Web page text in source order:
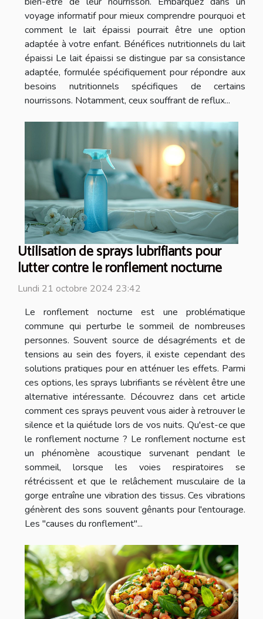
voyage informatif pour mieux comprendre pourquoi et
comment le lait épaissi pourrait être une option
adaptée à votre enfant. Bénéfices nutritionnels du lait
épaissi Le lait épaissi se distingue par sa consistance
adaptée, formulée spécifiquement pour répondre aux
besoins nutritionnels spécifiques de certains
nourrissons. Notamment, ceux souffrant de reflux...
Utilisation de sprays lubrifiants pour
lutter contre le ronflement nocturne
Lundi 21 octobre 2024 23:42
Le ronflement nocturne est une problématique
commune qui perturbe le sommeil de nombreuses
personnes. Souvent source de désagréments et de
tensions au sein des foyers, il existe cependant des
solutions pratiques pour en atténuer les effets. Parmi
ces options, les sprays lubrifiants se révèlent être une
alternative intéressante. Découvrez dans cet article
comment ces sprays peuvent vous aider à retrouver le
silence et la quiétude lors de vos nuits. Qu'est-ce que
le ronflement nocturne ? Le ronflement nocturne est
un phénomène acoustique survenant pendant le
sommeil, lorsque les voies respiratoires se
rétrécissent et que le relâchement musculaire de la
gorge entraîne une vibration des tissus. Ces vibrations
génèrent des sons souvent gênants pour l'entourage.
Les "causes du ronflement"...